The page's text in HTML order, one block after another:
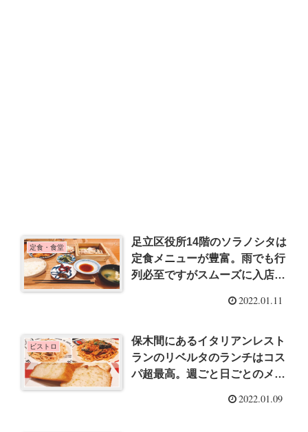
定食・食堂
足立区役所14階のソラノシタは
定食メニューが豊富。雨でも行
列必至ですがスムーズに入店出
2022.01.11
ビストロ
保木間にあるイタリアンレスト
ランのリベルタのランチはコス
パ超最高。週ごと日ごとのメニ
2022.01.09